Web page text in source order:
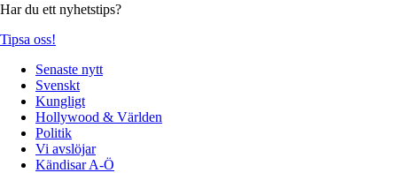
Har du ett nyhetstips?
Tipsa oss!
Senaste nytt
Svenskt
Kungligt
Hollywood & Världen
Politik
Vi avslöjar
Kändisar A-Ö